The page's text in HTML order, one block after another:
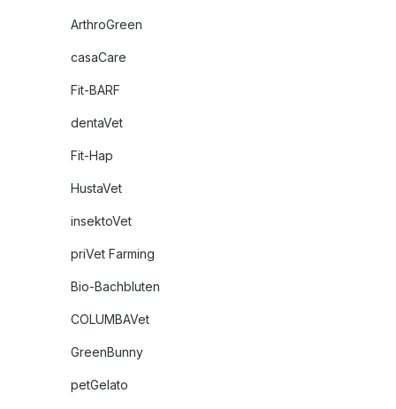
ArthroGreen
casaCare
Fit-BARF
dentaVet
Fit-Hap
HustaVet
insektoVet
priVet Farming
Bio-Bachbluten
COLUMBAVet
GreenBunny
petGelato